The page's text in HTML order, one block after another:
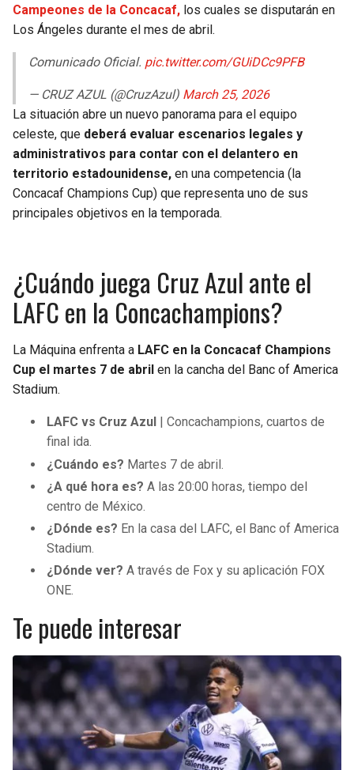
Campeones de la Concacaf, los cuales se disputarán en
Los Ángeles durante el mes de abril.
Comunicado Oficial. pic.twitter.com/GUiDCc9PFB
— CRUZ AZUL (@CruzAzul) March 25, 2026
La situación abre un nuevo panorama para el equipo
celeste, que deberá evaluar escenarios legales y
administrativos para contar con el delantero en
territorio estadounidense, en una competencia (la
Concacaf Champions Cup) que representa uno de sus
principales objetivos en la temporada.
¿Cuándo juega Cruz Azul ante el
LAFC en la Concachampions?
La Máquina enfrenta a LAFC en la Concacaf Champions
Cup el martes 7 de abril en la cancha del Banc of America
Stadium.
LAFC vs Cruz Azul
| Concachampions, cuartos de
final ida.
¿Cuándo es? Martes 7 de abril.
¿A qué hora es? A las 20:00 horas, tiempo del
centro de México.
¿Dónde es? En la casa del LAFC, el Banc of America
Stadium.
¿Dónde ver? A través de Fox y su aplicación FOX
ONE.
Te puede interesar